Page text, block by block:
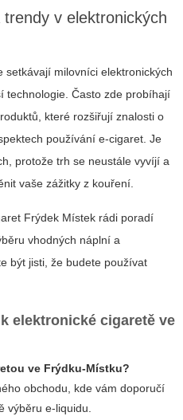
v elektronických
milovníci elektronických
technologie. Často zde probíhají
které rozšiřují znalosti o
používání e-cigaret. Je
protože trh se neustále vyvíjí a
vaše zážitky z kouření.
Frýdek Místek rádi poradí
vhodných náplní a
být jisti, že budete používat
elektronické cigaretě ve
ve Frýdku-Místku?
obchodu, kde vám doporučí
výběru e-liquidu.